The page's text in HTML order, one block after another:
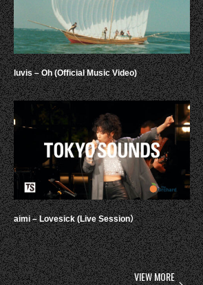
luvis – Oh (Official Music Video)
aimi – Lovesick (Live Session）
VIEW MORE